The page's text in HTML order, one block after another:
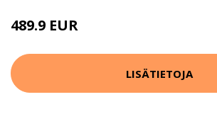
489.9 EUR
LISÄTIETOJA